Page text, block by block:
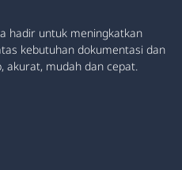
hadir untuk meningkatkan
kebutuhan dokumentasi dan
akurat, mudah dan cepat.